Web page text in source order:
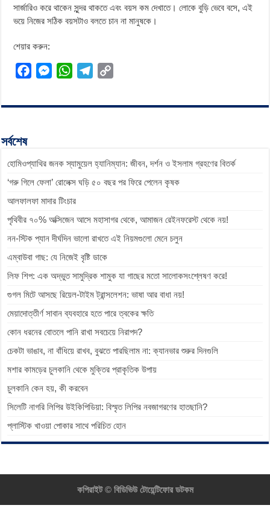
সার্জারিও করে থাকেন সুন্দর থাকতে এবং বয়স কম দেখাতে। লোকে বুড়ি ভেবে বসে, এই
ভয়ে নিজের সঠিক বয়সটাও বলতে চান না মানুষকে।
শেয়ার করুন:
o
k
M
g
e
W
p
p
a
m
n
k
সর্বশেষ
হোমিওপ্যাথির জনক স্যামুয়েল হ্যানিম্যান: জীবন, দর্শন ও ইসলাম গ্রহণের বিতর্ক
‘গরু গিলে ফেলা’ রোলেক্স ঘড়ি ৫০ বছর পর ফিরে পেলেন কৃষক
আলফালফা মাদার টিংচার
পৃথিবীর ৭০% অক্সিজেন আসে মহাসাগর থেকে, আমাজন রেইনফরেস্ট থেকে নয়!
নন-স্টিক প্যান দীর্ঘদিন ভালো রাখতে এই নিয়মগুলো মেনে চলুন
এম্বাউবা গাছ: যে নিজেই বৃষ্টি ডাকে
লিফ শিপ: এক অদ্ভুত সামুদ্রিক শামুক যা গাছের মতো সালোকসংশ্লেষণ করে!
গুগল মিটে আসছে রিয়েল-টাইম ট্রান্সলেশন: ভাষা আর বাধা নয়!
মেয়াদোত্তীর্ণ সাবান ব্যবহারে হতে পারে ত্বকের ক্ষতি
কোন ধরনের বোতলে পানি রাখা সবচেয়ে নিরাপদ?
চেকটা ভাঙাব, না বাঁধিয়ে রাখব, বুঝতে পারছিলাম না: ক্যানভার শুরুর দিনগুলি
মশার কামড়ের চুলকানি থেকে মুক্তির প্রাকৃতিক উপায়
চুলকানি কেন হয়, কী করবেন
সিলেটি নাগরি লিপির উইকিপিডিয়া: বিস্মৃত লিপির নবজাগরণের হাতছানি?
প্লাস্টিক খাওয়া পোকার সাথে পরিচিত হোন
কপিরাইট ©বিডিভিউ টোয়েন্টিফোর ডটকম